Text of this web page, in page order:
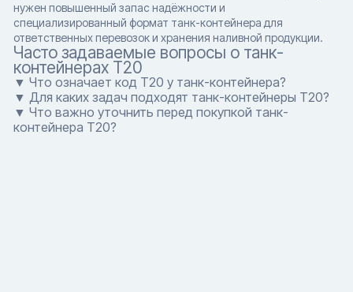
нужен повышенный запас надёжности и
специализированный формат танк-контейнера для
ответственных перевозок и хранения наливной продукции.
Часто задаваемые вопросы о танк-
контейнерах T20
▼ Что означает код T20 у танк-контейнера?
▼ Для каких задач подходят танк-контейнеры T20?
▼ Что важно уточнить перед покупкой танк-
контейнера T20?